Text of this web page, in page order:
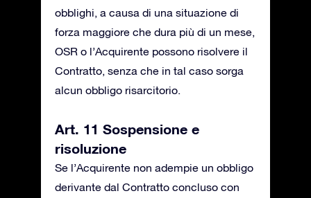
obblighi, a causa di una situazione di
forza maggiore che dura più di un mese,
OSR o l’Acquirente possono risolvere il
Contratto, senza che in tal caso sorga
alcun obbligo risarcitorio.
Art. 11 Sospensione e
risoluzione
Se l’Acquirente non adempie un obbligo
derivante dal Contratto concluso con